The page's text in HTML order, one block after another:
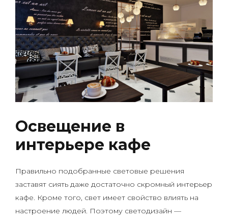
Освещение в
интерьере кафе
Правильно подобранные световые решения
заставят сиять даже достаточно скромный интерьер
кафе. Кроме того, свет имеет свойство влиять на
настроение людей. Поэтому светодизайн —